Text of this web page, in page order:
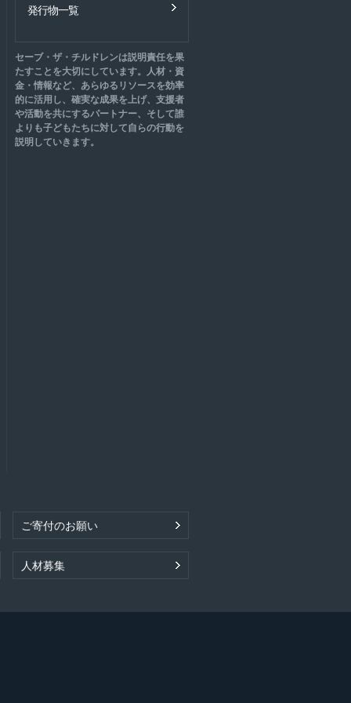
発行物一覧
セーブ・ザ・チルドレンは説明責任を果
たすことを大切にしています。人材・資
金・情報など、あらゆるリソースを効率
的に活用し、確実な成果を上げ、支援者
や活動を共にするパートナー、そして誰
よりも子どもたちに対して自らの行動を
説明していきます。
ご寄付のお願い
人材募集